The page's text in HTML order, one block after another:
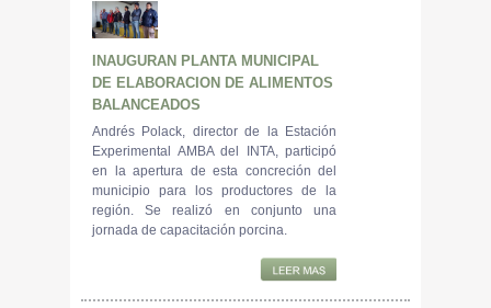
INAUGURAN PLANTA MUNICIPAL
DE ELABORACION DE ALIMENTOS
BALANCEADOS
Andrés Polack, director de la Estación
Experimental AMBA del INTA, participó
en la apertura de esta concreción del
municipio para los productores de la
región. Se realizó en conjunto una
jornada de capacitación porcina.